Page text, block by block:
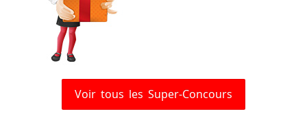
Voir tous les Super-Concours